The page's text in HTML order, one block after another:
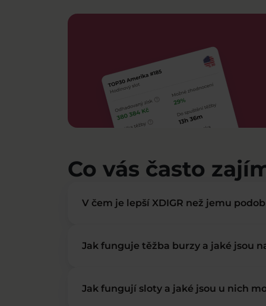
Co vás často
V čem je lepší XDIGR než jemu
Jak funguje těžba burzy a jaké jsou
Jak fungují sloty a jaké jsou u nich